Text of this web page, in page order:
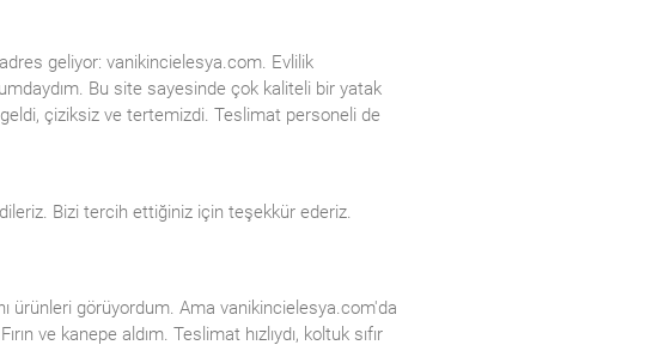
geliyor: vanikincielesya.com. Evlilik
Bu site sayesinde çok kaliteli bir yatak
çiziksiz ve tertemizdi. Teslimat personeli de
Bizi tercih ettiğiniz için teşekkür ederiz.
ürünleri görüyordum. Ama vanikincielesya.com'da
ve kanepe aldım. Teslimat hızlıydı, koltuk sıfır